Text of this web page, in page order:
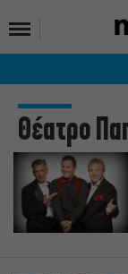
Θέατρο